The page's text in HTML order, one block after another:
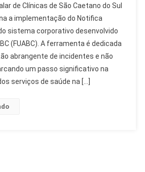
de Clínicas de São Caetano do Sul
a implementação do Notifica
sistema corporativo desenvolvido
(FUABC). A ferramenta é dedicada
abrangente de incidentes e não
um passo significativo na
serviços de saúde na […]